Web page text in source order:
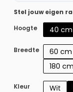
Stel jouw eigen
Hoogte
40 cm
Breedte 60 cm
180 cm
Kleur Wit